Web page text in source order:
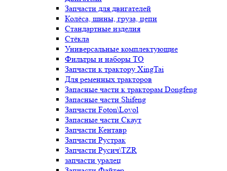
Запчасти для двигателей
Колёса, шины, груза, цепи
Стандартные изделия
Стёкла
Универсальные комплектующие
Фильтры и наборы ТО
Запчасти к трактору XingTai
Для ременных тракторов
Запасные части к тракторам Dongfeng
Запасные части Shifeng
Запчасти Foton\Lovol
Запасные части Скаут
Запчасти Кентавр
Запчасти Рустрак
Запчасти Русич\TZR
запчасти уралец